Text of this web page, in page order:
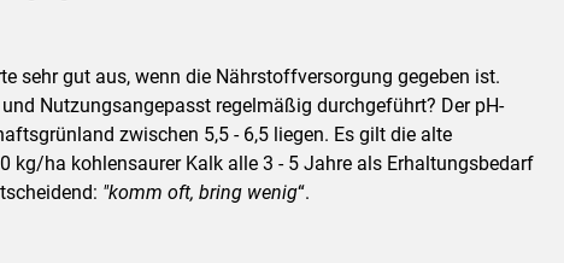
sehr gut aus, wenn die Nährstoffversorgung gegeben ist.
Nutzungsangepasst regelmäßig durchgeführt? Der pH-
zwischen 5,5 - 6,5 liegen. Es gilt die alte
kg/ha kohlensaurer Kalk alle 3 - 5 Jahre als Erhaltungsbedarf
"komm oft, bring wenig“.